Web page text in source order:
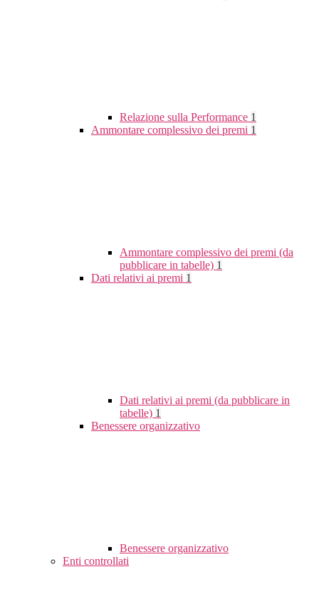
Relazione sulla Performance 1
Ammontare complessivo dei premi 1
Ammontare complessivo dei premi (da
pubblicare in tabelle) 1
Dati relativi ai premi 1
Dati relativi ai premi (da pubblicare in
tabelle) 1
Benessere organizzativo
Benessere organizzativo
Enti controllati